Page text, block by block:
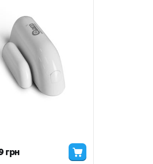
грн